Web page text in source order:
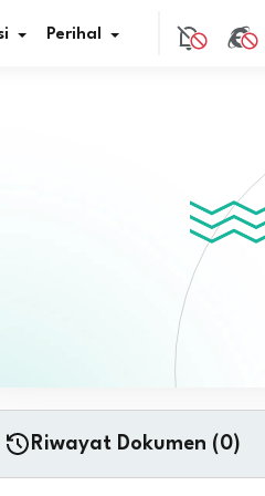
JDIH
Perihal
Riwayat Dokumen (0)